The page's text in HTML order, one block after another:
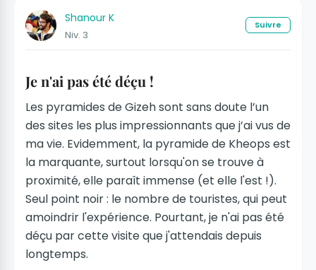
Shanour K
Niv. 3
Suivre
Je n'ai pas été déçu !
Les pyramides de Gizeh sont sans doute l’un
des sites les plus impressionnants que j’ai vus de
ma vie. Evidemment, la pyramide de Kheops est
la marquante, surtout lorsqu'on se trouve à
proximité, elle paraît immense (et elle l'est !).
Seul point noir : le nombre de touristes, qui peut
amoindrir l'expérience. Pourtant, je n'ai pas été
déçu par cette visite que j'attendais depuis
longtemps.